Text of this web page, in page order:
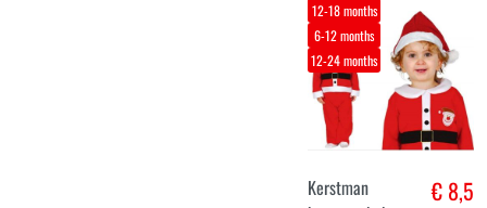
12-18 months
6-12 months
12-24 months
Kerstman
€ 8,5